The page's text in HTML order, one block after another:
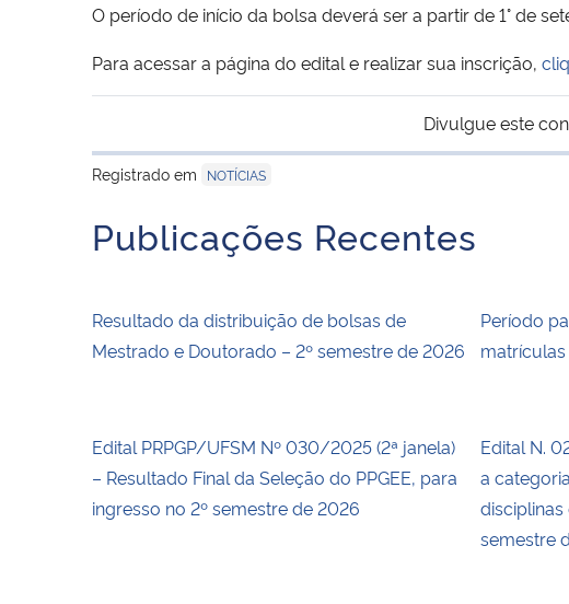
O período de início da bolsa deverá ser a partir de 1° de
Para acessar a página do edital e realizar sua inscrição,
Divulgue este
Registrado em
NOTÍCIAS
Publicações Recentes
Resultado da distribuição de bolsas de
Mestrado e Doutorado – 2º semestre de 2026
Período
Edital PRPGP/UFSM Nº 030/2025 (2ª janela)
– Resultado Final da Seleção do PPGEE, para
ingresso no 2º semestre de 2026
Edital N.
a
semestre